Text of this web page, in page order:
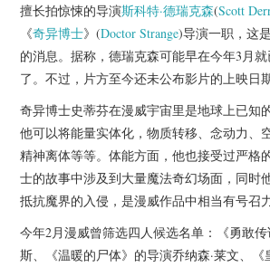
杂七杂八
美剧英剧
电影档期
推荐电影
擅长拍惊悚的导演斯科特·德瑞克森(Scott
《奇异博士》(Doctor Strange)导演一职，这
的消息。据称，德瑞克森可能早在今年3月
了。不过，片方至今还未公布影片的上映日期
奇异博士史蒂芬在漫威宇宙里是地球上已知
他可以将能量实体化，物质转移、念动力、
精神离体等等。体能方面，他也接受过严格
士的故事中涉及到大量魔法奇幻场面，同时
抵抗魔界的入侵，是漫威作品中相当有号召
今年2月漫威曾筛选四人候选名单：《勇敢
斯、《温暖的尸体》的导演乔纳森·莱文、